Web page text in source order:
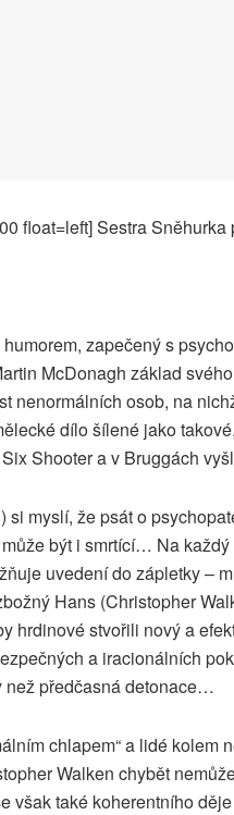
float=left] Sestra Sněhurka
zapečený s
McDonagh základ
nenormálních osob, na
dílo šílené jako
Shooter a v Bruggách
si myslí, že psát o
být i smrtící… Na
uvedení do zápletky –
Hans (Christopher
hrdinové stvořili nový a
a iracionálních
než předčasná detonace…
chlapem“ a lidé kolem
Walken chybět
však také koherentního